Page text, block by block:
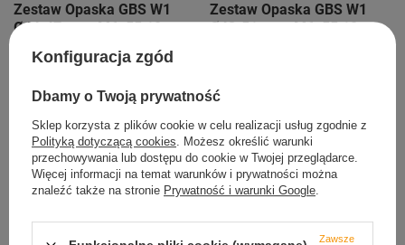
Zestaw Opaska GBS W1
Ø44-47 mm, M6x55 10
+ Dodaj do porównania
Zestaw Opaska GBS W1
Ø48-51 mm, M6x55 10
+ Dodaj do porównania
Konfiguracja zgód
Dbamy o Twoją prywatność
Sklep korzysta z plików cookie w celu realizacji usług zgodnie z
Polityką dotyczącą cookies . Możesz określić warunki
przechowywania lub dostępu do cookie w Twojej przeglądarce.
Więcej informacji na temat warunków i prywatności można
znaleźć także na stronie Prywatność i warunki Google
Zawsze